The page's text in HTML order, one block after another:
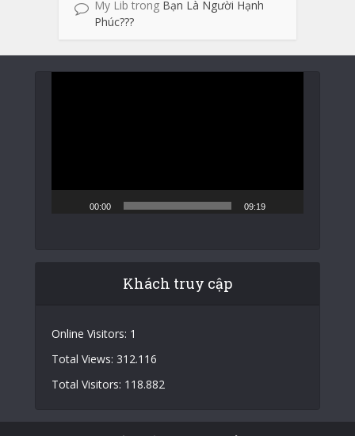
My Lib trong Bạn Là Người Hạnh
Phúc???
00:00 09:19
Khách truy cập
Online Visitors: 1
Total Views: 312.116
Total Visitors: 118.882